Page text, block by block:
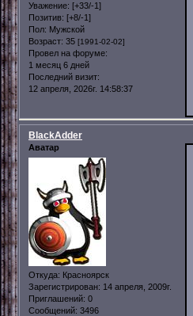
Уважение: [+33/-1]
Позитив: [+8/-1]
Пол: Мужской
Возраст: 35 [1991-02-02]
Провел на форуме:
1 месяц 6 дней
Последний визит:
12 апреля, 2026г. 14:58:37
BlackAdder
Аватар
Откуда: Красноярск
Зарегистрирован: 14 апреля, 2009г.
Приглашений: 0
Сообщений: 3496